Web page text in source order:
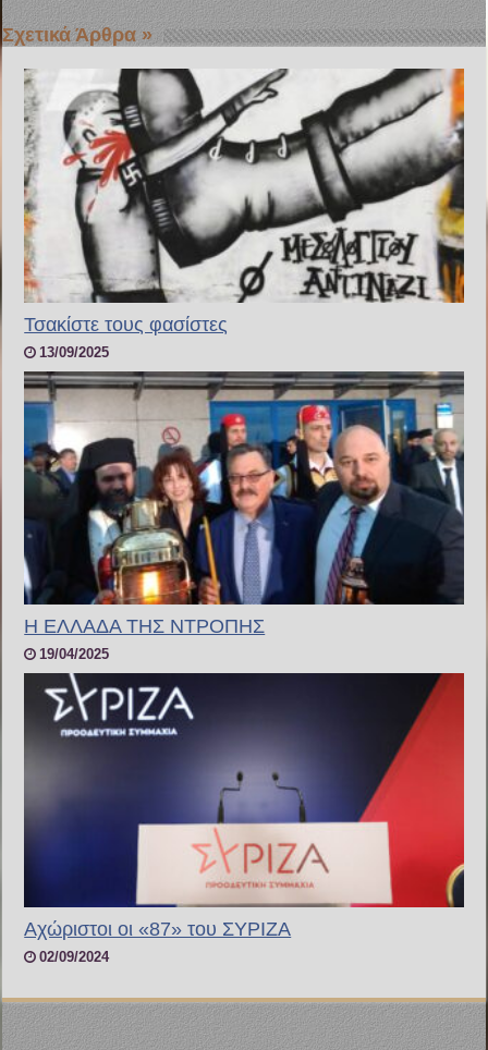
Σχετικά Άρθρα »
Τσακίστε τους φασίστες
13/09/2025
Η ΕΛΛΑΔΑ ΤΗΣ ΝΤΡΟΠΗΣ
19/04/2025
Αχώριστοι οι «87» του ΣΥΡΙΖΑ
02/09/2024